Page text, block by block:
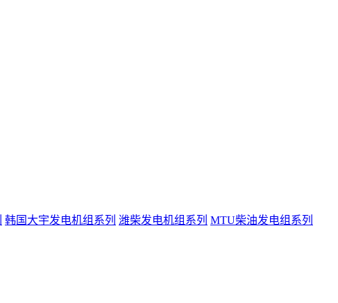
韩国大宇发电机组系列 潍柴发电机组系列 MTU柴油发电组系列